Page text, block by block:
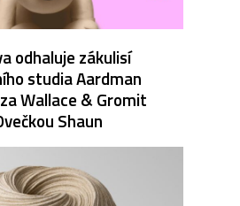
odhaluje zákulisí
studia Aardman
Wallace & Gromit
Shaun